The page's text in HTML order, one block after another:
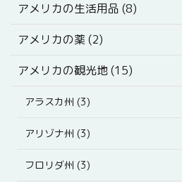
アメリカの生活用品 (8)
アメリカの薬 (2)
アメリカの観光地 (15)
アラスカ州 (3)
アリゾナ州 (3)
フロリダ州 (3)